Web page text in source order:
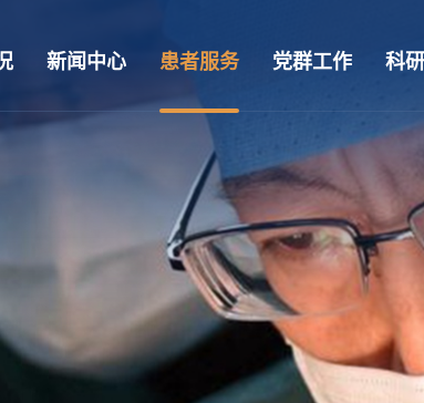
新闻中心 患者服务 党群工作 科